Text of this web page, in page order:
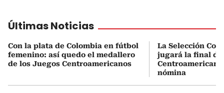
Últimas Noticias
Con la plata de Colombia en fútbol
femenino: así quedo el medallero
de los Juegos Centroamericanos
La Selección
jugará la final de
nómina